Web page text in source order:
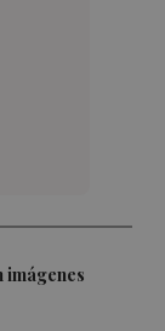
imágenes